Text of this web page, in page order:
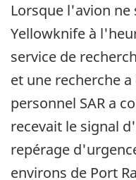
Lorsque l'avion
Yellowknife à
service de
et une recherche a
personnel SAR a
recevait le signal
repérage
environs de Port